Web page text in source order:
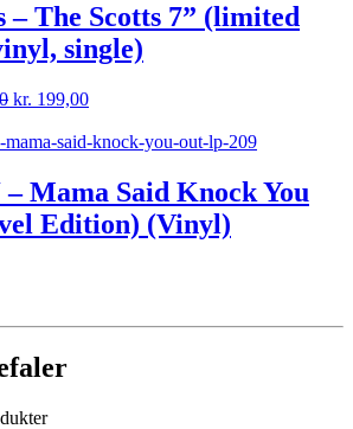
– The Scotts 7” (limited
single)
kr. 199,00
Mama Said Knock You
Edition) (Vinyl)